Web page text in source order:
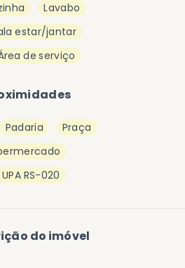
Lavabo
estar/jantar
de serviço
Padaria
Praça
UPA RS-020
do imóvel